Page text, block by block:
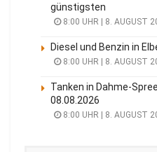
günstigsten
8:00 UHR | 8. AUGUST
Diesel und Benzin in
8:00 UHR | 8. AUGUST
Tanken in Dahme-
08.08.2026
8:00 UHR | 8. AUGUST